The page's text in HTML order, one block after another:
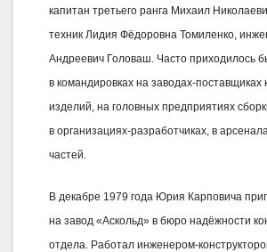
капитан третьего ранга Михаил
техник Лидия Фёдоровна Томиленко,
Андреевич Головаш. Часто приходилось
в командировках на заводах-
изделий, на головных предприятиях
в организациях-разработчиках, в
частей.
В декабре 1979 года Юрия Карповича
на завод «Аскольд» в бюро надёжности
отдела. Работал инженером-